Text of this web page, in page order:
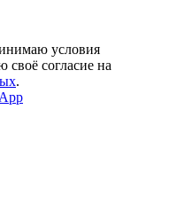
условия
своё согласие на
.